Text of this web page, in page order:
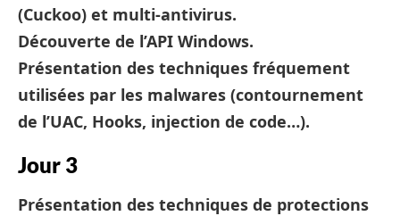
(Cuckoo) et multi-antivirus.
Découverte de l’API Windows.
Présentation des techniques fréquement
utilisées par les malwares (contournement
de l’UAC, Hooks, injection de code…).
Jour 3
Présentation des techniques de protections